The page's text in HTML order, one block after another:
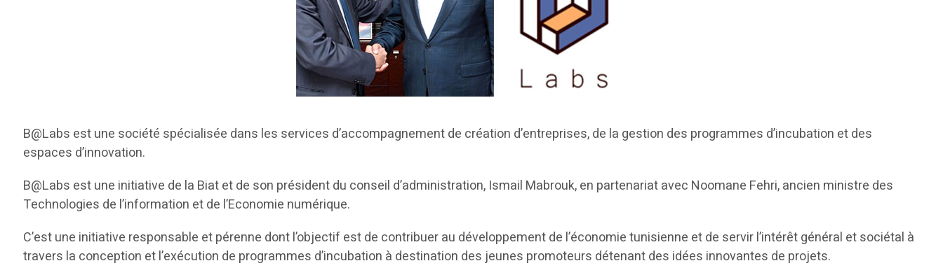
B@Labs est une société spécialisée dans les services d’accompagnement de création d’entreprises, de la gestion des programmes d’incubation et des
espaces d’innovation.
B@Labs est une initiative de la Biat et de son président du conseil d’administration, Ismail Mabrouk, en partenariat avec Noomane Fehri, ancien ministre des
Technologies de l’information et de l’Economie numérique.
C’est une initiative responsable et pérenne dont l’objectif est de contribuer au développement de l’économie tunisienne et de servir l’intérêt général et sociétal à
travers la conception et l’exécution de programmes d’incubation à destination des jeunes promoteurs détenant des idées innovantes de projets.